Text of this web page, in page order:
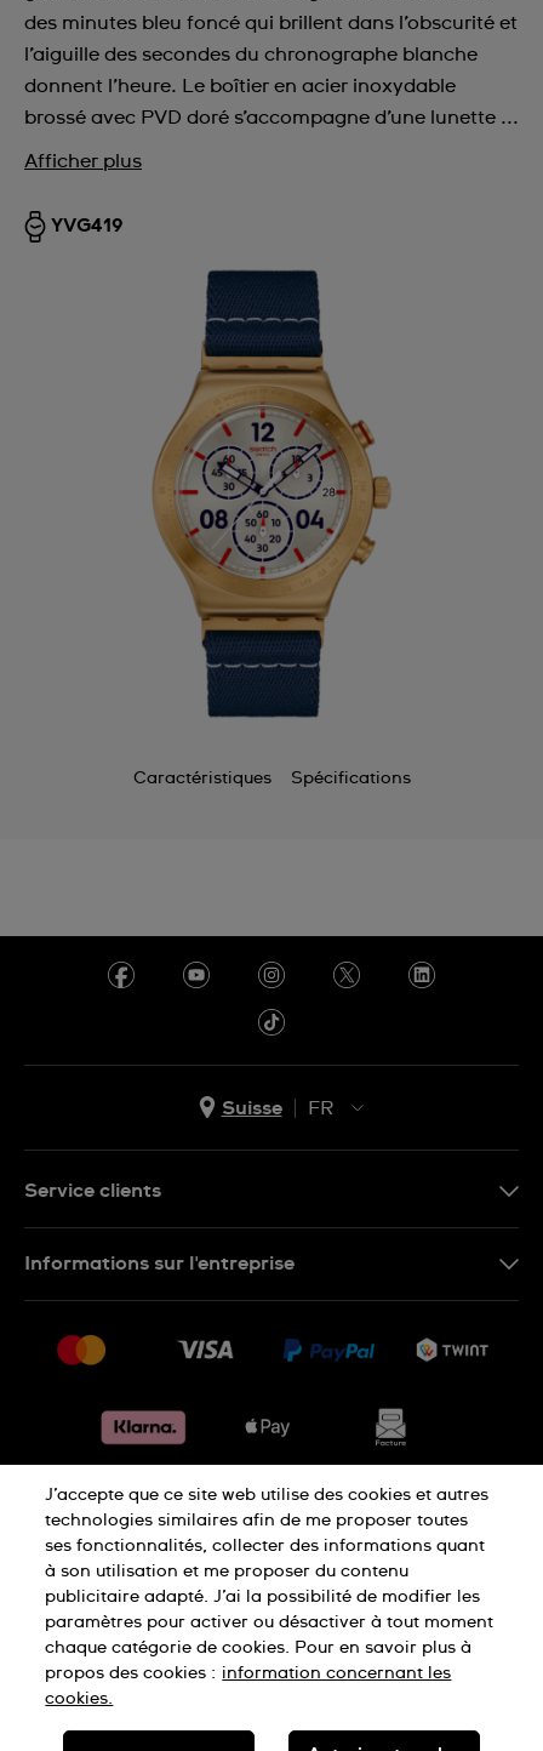
des minutes bleu foncé qui brillent dans l’obscurité et
l’aiguille des secondes du chronographe blanche
donnent l’heure. Le boîtier en acier inoxydable
brossé avec PVD doré s’accompagne d’une lunette ...
Afficher plus
YVG419
Caractéristiques Spécifications
Suisse
FR
IT
Service clients
Retours
Conditions de vente
Informations sur l'entreprise
Jobs
Déclaration de confidentialité
Déclaration concernant les cookies
Conditions d'utilisation Mentions légales
J’accepte que ce site web utilise des cookies et autres
technologies similaires afin de me proposer toutes
ses fonctionnalités, collecter des informations quant
à son utilisation et me proposer du contenu
publicitaire adapté. J’ai la possibilité de modifier les
paramètres pour activer ou désactiver à tout moment
chaque catégorie de cookies. Pour en savoir plus à
propos des cookies : information concernant les
cookies.